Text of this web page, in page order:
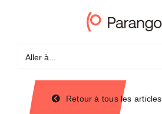
Aller à...
Retour à tous les articles